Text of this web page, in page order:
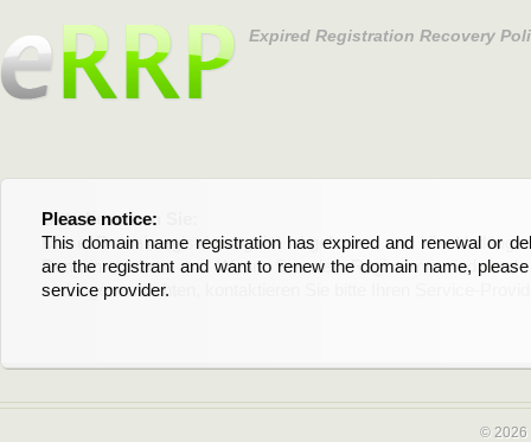
Expired Registration Recovery
Please notice:
This domain name registration has expired and renewal or
are the registrant and want to renew the domain name,
service provider.
Bitte beachten Sie:
Diese Domainregistrierung ist abgelaufen und die
Domain stehen an. Wenn Sie der Registrant sind und
verlängern möchten, kontaktieren Sie bitte Ihren Service-
© 2026